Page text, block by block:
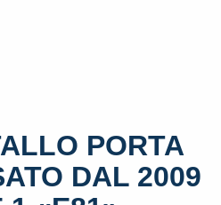
PORTA
DAL 2009